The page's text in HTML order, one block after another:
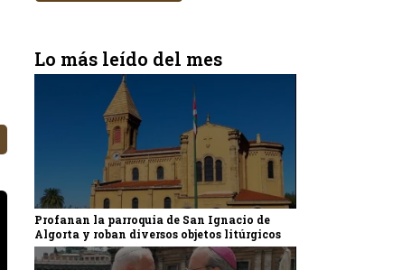
Lo más leído del mes
Profanan la parroquia de San Ignacio de
Algorta y roban diversos objetos litúrgicos